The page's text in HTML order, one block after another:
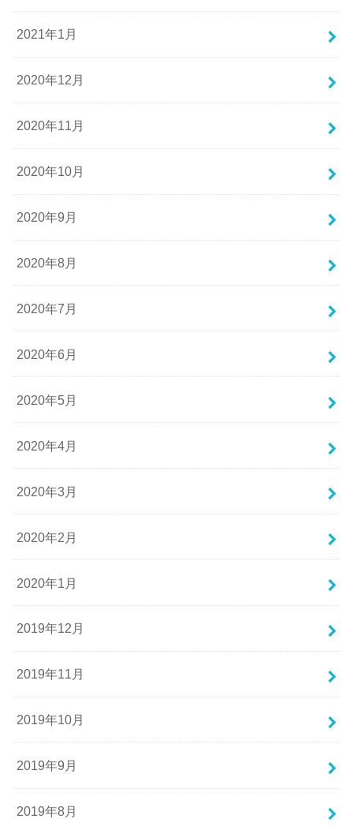
2021年1月
2020年12月
2020年11月
2020年10月
2020年9月
2020年8月
2020年7月
2020年6月
2020年5月
2020年4月
2020年3月
2020年2月
2020年1月
2019年12月
2019年11月
2019年10月
2019年9月
2019年8月